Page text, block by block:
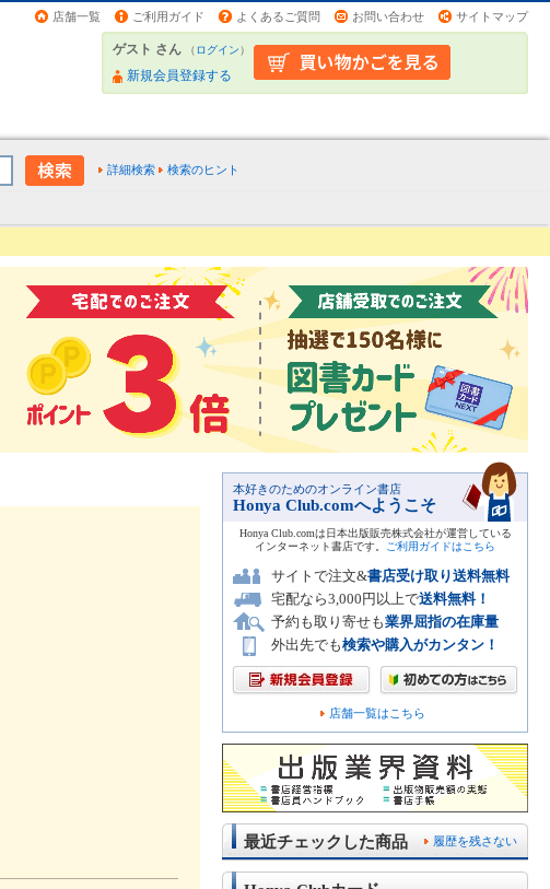
店舗一覧 ご利用ガイド よくあるご質問 お問い合わせ サイトマップ
ゲスト さん （ログイン）
新規会員登録する
詳細検索 検索のヒント
本好きのためのオンライン書店
Honya Club.comへようこそ
Honya Club.comは日本出版販売株式会社が運営している
インターネット書店です。
ご利用ガイドはこちら
サイトで注文&書店受け取り送料無料
宅配なら3,000円以上で送料無料！
予約も取り寄せも業界屈指の在庫量
外出先でも検索や購入がカンタン！
店舗一覧はこちら
履歴を残さない
最近チェックした商品